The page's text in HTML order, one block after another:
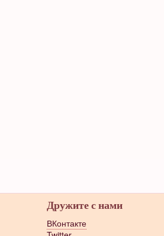
Дружите с нами
ВКонтакте